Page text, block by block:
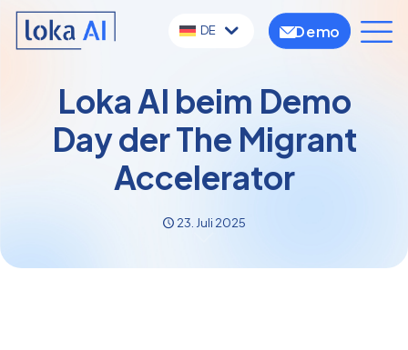
DE Demo
Loka AI beim Demo
Day der The Migrant
Accelerator
23. Juli 2025